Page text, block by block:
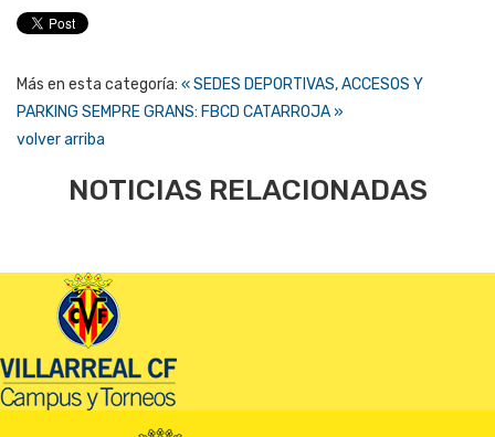
Más en esta categoría: « SEDES DEPORTIVAS, ACCESOS Y
PARKING SEMPRE GRANS: FBCD CATARROJA »
volver arriba
NOTICIAS RELACIONADAS